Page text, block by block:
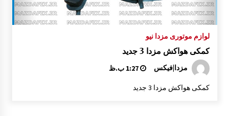
لوازم موتوری مزدا نیو
کمکی هواکش مزدا 3 جدید
مزدا|فیکس 1:27 ب.ظ
کمکی هواکش مزدا 3 جدید